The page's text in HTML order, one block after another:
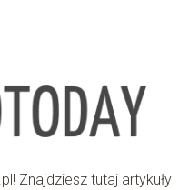
Znajdziesz tutaj artykuły